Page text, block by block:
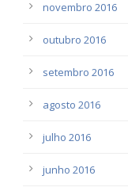
novembro 2016
outubro 2016
setembro 2016
agosto 2016
julho 2016
junho 2016